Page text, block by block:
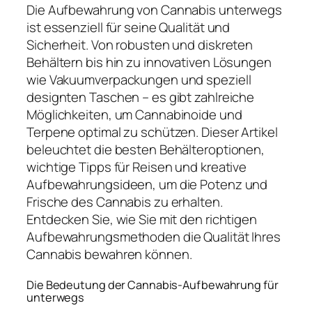
Die Aufbewahrung von Cannabis unterwegs
ist essenziell für seine Qualität und
Sicherheit. Von robusten und diskreten
Behältern bis hin zu innovativen Lösungen
wie Vakuumverpackungen und speziell
designten Taschen – es gibt zahlreiche
Möglichkeiten, um Cannabinoide und
Terpene optimal zu schützen. Dieser Artikel
beleuchtet die besten Behälteroptionen,
wichtige Tipps für Reisen und kreative
Aufbewahrungsideen, um die Potenz und
Frische des Cannabis zu erhalten.
Entdecken Sie, wie Sie mit den richtigen
Aufbewahrungsmethoden die Qualität Ihres
Cannabis bewahren können.
Die Bedeutung der Cannabis-Aufbewahrung für
unterwegs